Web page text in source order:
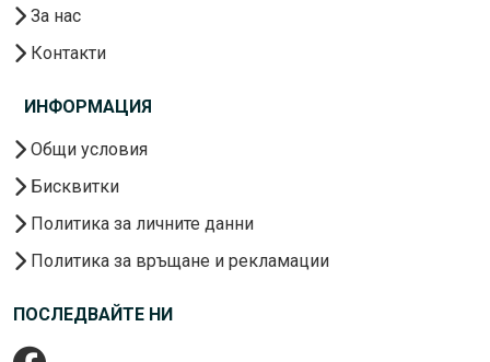
За нас
Контакти
ИНФОРМАЦИЯ
Общи условия
Бисквитки
Политика за личните данни
Политика за връщане и рекламации
ПОСЛЕДВАЙТЕ НИ